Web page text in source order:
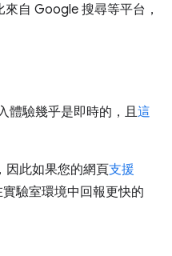
自 Google 搜尋等平台，
體驗幾乎是即時的，且 這
因此如果您的網頁支援
實驗室環境中回報更快的